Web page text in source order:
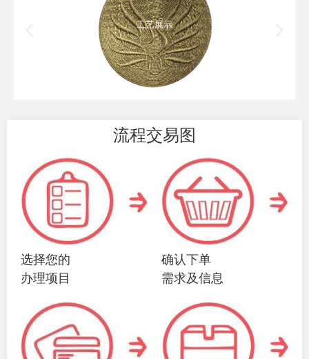
工艺展示
流程交易图
选择您的
办理项目
确认下单
需求及信息